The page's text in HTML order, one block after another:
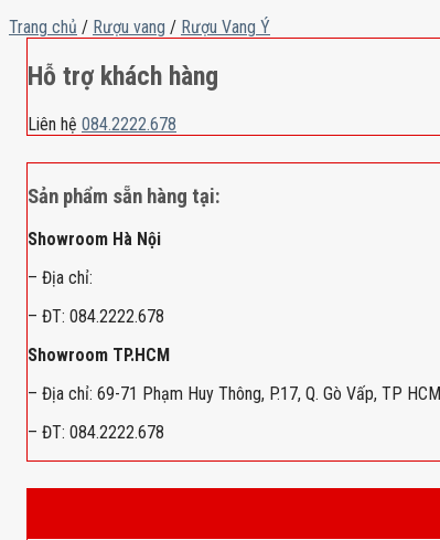
Trang chủ / Rượu vang / Rượu Vang Ý
Hỗ trợ khách hàng
Liên hệ 084.2222.678
Sản phẩm sẵn hàng tại:
Showroom Hà Nội
– Địa chỉ:
– ĐT: 084.2222.678
Showroom TP.HCM
– Địa chỉ: 69-71 Phạm Huy Thông, P.17, Q. Gò Vấp, TP HCM
– ĐT: 084.2222.678